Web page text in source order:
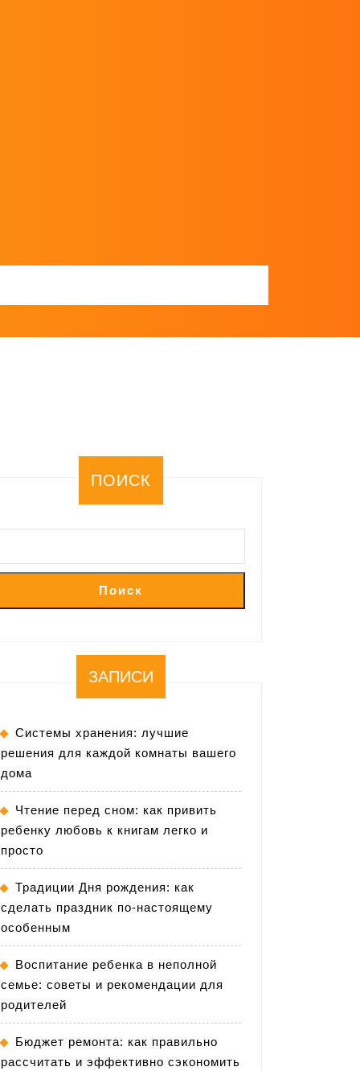
ПОИСК
Поиск
ЗАПИСИ
Системы хранения: лучшие
решения для каждой комнаты вашего
дома
Чтение перед сном: как привить
ребенку любовь к книгам легко и
просто
Традиции Дня рождения: как
сделать праздник по-настоящему
особенным
Воспитание ребенка в неполной
семье: советы и рекомендации для
родителей
Бюджет ремонта: как правильно
рассчитать и эффективно сэкономить